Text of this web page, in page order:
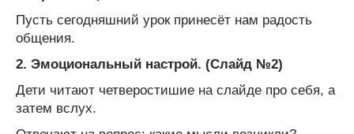
Пусть сегодняшний урок принесёт нам радость
общения.
2. Эмоциональный настрой. (Слайд №2)
Дети читают четверостишие на слайде про себя, а
затем вслух.